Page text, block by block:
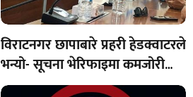
विराटनगर छापाबारे प्रहरी हेडक्वाटरले
भन्यो- सूचना भेरिफाइमा कमजोरी
भयो